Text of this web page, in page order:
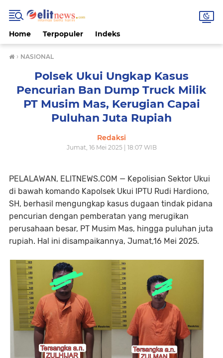
Home Terpopuler Indeks
› NASIONAL
Polsek Ukui Ungkap Kasus
Pencurian Ban Dump Truck Milik
PT Musim Mas, Kerugian Capai
Puluhan Juta Rupiah
Redaksi
Jumat, 16 Mei 2025 | 18:07 WIB
PELALAWAN, ELITNEWS.COM — Kepolisian Sektor Ukui
di bawah komando Kapolsek Ukui IPTU Rudi Hardiono,
SH, berhasil mengungkap kasus dugaan tindak pidana
pencurian dengan pemberatan yang merugikan
perusahaan besar, PT Musim Mas, hingga puluhan juta
rupiah. Hal ini disampaikannya, Jumat,16 Mei 2025.